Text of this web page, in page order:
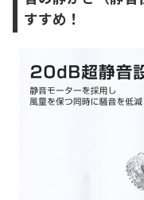
すすめ！